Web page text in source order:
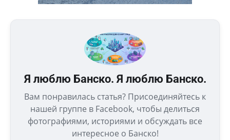
Я люблю Банско. Я люблю Банско.
Вам понравилась статья? Присоединяйтесь к
нашей группе в Facebook, чтобы делиться
фотографиями, историями и обсуждать все
интересное о Банско!